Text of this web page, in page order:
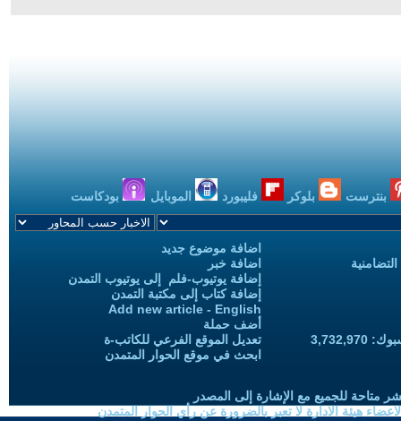
بنترست بلوكر فليبورد الموبايل بودكاست
اضافة موضوع جديد
اضافة خبر
إضافة يوتيوب-فلم إلى يوتيوب التمدن
إضافة كتاب إلى مكتبة التمدن
Add new article - English
أضف حملة
تعديل الموقع الفرعي للكاتب-ة
ابحث في موقع الحوار المتمدن
متاحة للجميع مع الإشارة إلى المصدر
هيئة الادارة لا تعبر بالضرورة عن رأي الحوار المتمدن